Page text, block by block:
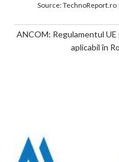
Source:TechnoReport.ro|
ANCOM: Regulamentul
aplicabil în